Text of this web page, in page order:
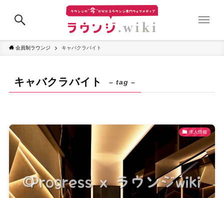
会員制ラウンジ キャバクラバイト
キャバクラバイト – tag –
求人情報